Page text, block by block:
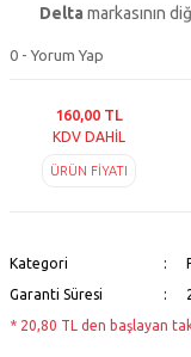
Delta markasının
0 - Yorum Yap
160,00 TL
KDV DAHİL
ÜRÜN FİYATI
Kategori
Garanti Süresi
* 20,80 TL den başlayan